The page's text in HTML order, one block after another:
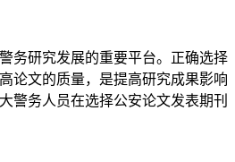
务研究发展的重要平台。正确选择
论文的质量，是提高研究成果影响
警务人员在选择公安论文发表期刊